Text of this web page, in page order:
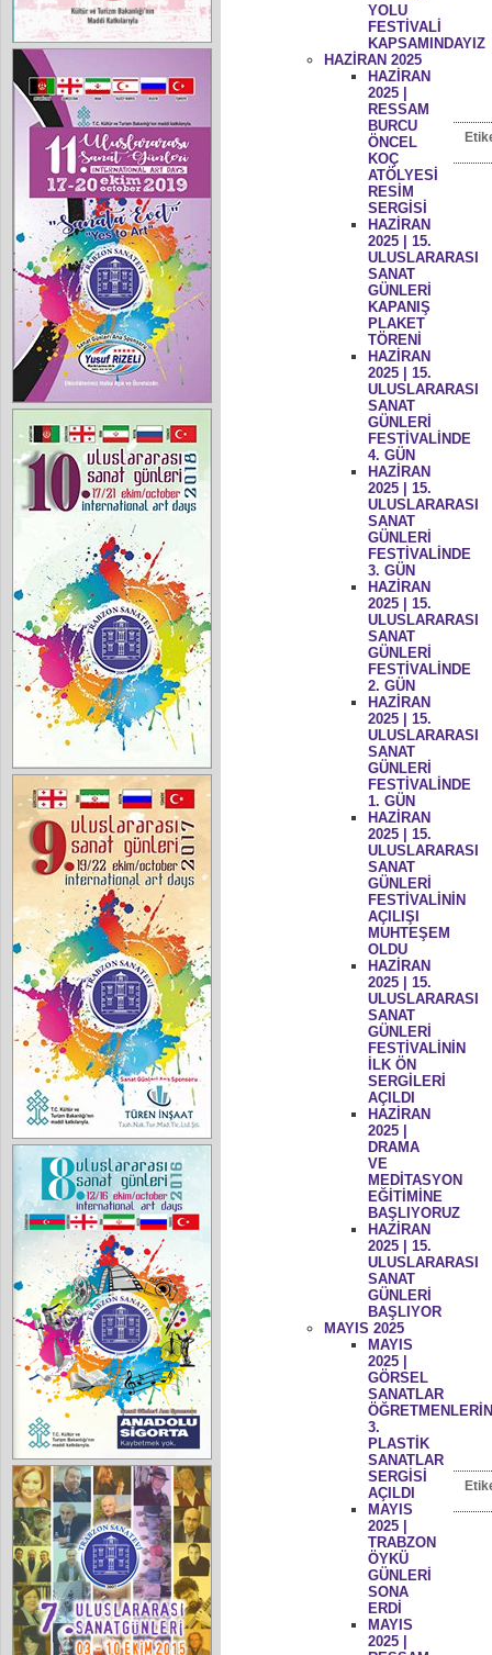
YOLU
FESTİVALİ
KAPSAMINDAYIZ
HAZİRAN 2025
HAZİRAN
2025 |
RESSAM
BURCU
ÖNCEL
KOÇ
ATÖLYESİ
RESİM
SERGİSİ
HAZİRAN
2025 | 15.
ULUSLARARASI
SANAT
GÜNLERİ
KAPANIŞ
PLAKET
TÖRENİ
HAZİRAN
2025 | 15.
ULUSLARARASI
SANAT
GÜNLERİ
FESTİVALİNDE
4. GÜN
HAZİRAN
2025 | 15.
ULUSLARARASI
SANAT
GÜNLERİ
FESTİVALİNDE
3. GÜN
HAZİRAN
2025 | 15.
ULUSLARARASI
SANAT
GÜNLERİ
FESTİVALİNDE
2. GÜN
HAZİRAN
2025 | 15.
ULUSLARARASI
SANAT
GÜNLERİ
FESTİVALİNDE
1. GÜN
HAZİRAN
2025 | 15.
ULUSLARARASI
SANAT
GÜNLERİ
FESTİVALİNİN
AÇILIŞI
MUHTEŞEM
OLDU
HAZİRAN
2025 | 15.
ULUSLARARASI
SANAT
GÜNLERİ
FESTİVALİNİN
İLK ÖN
SERGİLERİ
AÇILDI
HAZİRAN
2025 |
DRAMA
VE
MEDİTASYON
EĞİTİMİNE
BAŞLIYORUZ
HAZİRAN
2025 | 15.
ULUSLARARASI
SANAT
GÜNLERİ
BAŞLIYOR
MAYIS 2025
MAYIS
2025 |
GÖRSEL
SANATLAR
3.
PLASTİK
SANATLAR
SERGİSİ
AÇILDI
MAYIS
2025 |
TRABZON
ÖYKÜ
GÜNLERİ
SONA
ERDİ
MAYIS
2025 |